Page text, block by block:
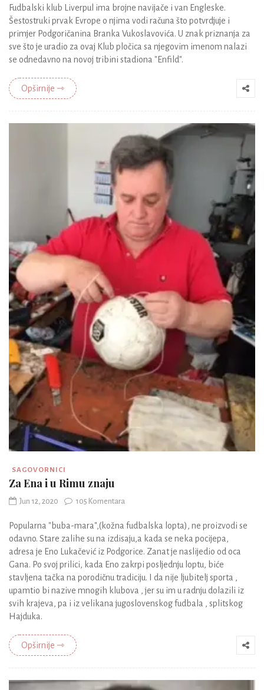
Fudbalski klub Liverpul ima brojne navijače i van Engleske.
Šestostruki prvak Evrope o njima vodi računa što potvrdjuje i
primjer Podgoričanina Branka Vukoslavovića. U znak priznanja za
sve što je uradio za ovaj Klub pločica sa njegovim imenom nalazi
se odnedavno na novoj tribini stadiona "Enfild".
Opširnije ⇾
SAGOVORNICI
Za Ena i u Rimu znaju
Jun 12, 2020 105 Komentara
Popularna "buba-mara",(kožna fudbalska lopta), ne proizvodi se
odavno. Stare zalihe su na izdisaju,a kada se neka pocijepa,
adresa je Eno Lukačević iz Podgorice. Zanat je naslijedio od oca
Gana. Po svoj prilici, kada Eno zakrpi posljednju loptu, biće
stavljena tačka na porodičnu tradiciju. I da nije ljubitelj sporta ,
upamtio bi nazive mnogih klubova , jer su im u radnju dolazili iz
svih krajeva, pa i iz velikana jugoslovenskog fudbala , splitskog
Hajduka.
Opširnije ⇾